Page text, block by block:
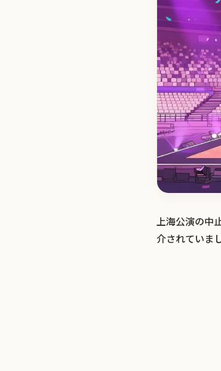
上海公演の中
介されていま